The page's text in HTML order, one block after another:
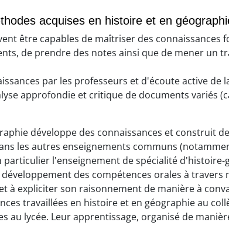
acquises en histoire et en
être capables de maîtriser des
de prendre des notes ainsi que de mener un
par les professeurs et d'écoute active de
approfondie et critique de documents variés
développe des connaissances et construit
les autres enseignements communs
particulier l'enseignement de spécialité
des compétences orales à
à expliciter son raisonnement de manière à
travaillées en histoire et en géographie au
au lycée. Leur apprentissage, organisé de